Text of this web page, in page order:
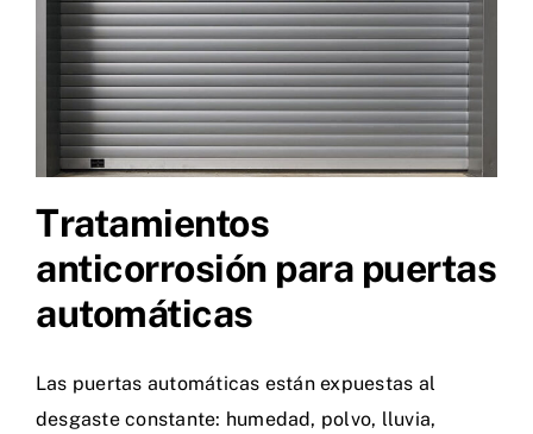
Tratamientos
anticorrosión para puertas
automáticas
Las puertas automáticas están expuestas al
desgaste constante: humedad, polvo, lluvia,